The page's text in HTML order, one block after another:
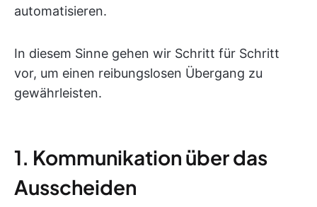
automatisieren.
In diesem Sinne gehen wir Schritt für Schritt
vor, um einen reibungslosen Übergang zu
gewährleisten.
1. Kommunikation über das
Ausscheiden